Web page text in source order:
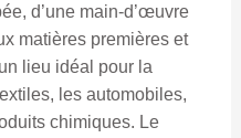
d’une main-d’œuvre
matières premières et
lieu idéal pour la
les automobiles,
chimiques. Le